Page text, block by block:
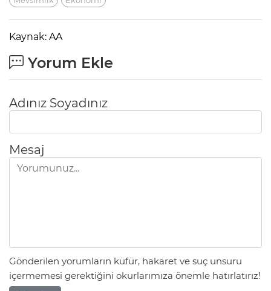
Kaynak: AA
Yorum Ekle
Adınız Soyadınız
Mesaj
Gönderilen yorumların küfür, hakaret ve suç unsuru
içermemesi gerektiğini okurlarımıza önemle hatırlatırız!